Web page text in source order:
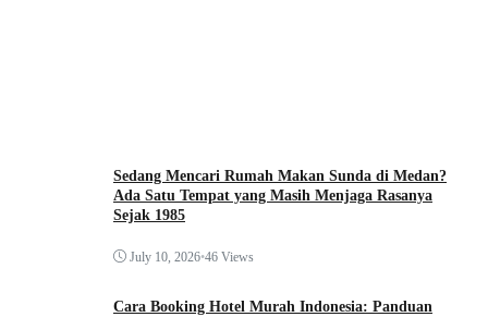
Sedang Mencari Rumah Makan Sunda di Medan?
Ada Satu Tempat yang Masih Menjaga Rasanya
Sejak 1985
July 10, 2026•46 Views
Cara Booking Hotel Murah Indonesia: Panduan